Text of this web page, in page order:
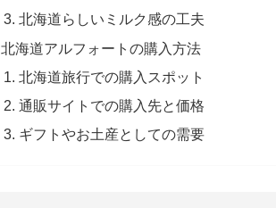
北海道らしいミルク感の工夫
北海道アルフォートの購入方法
北海道旅行での購入スポット
通販サイトでの購入先と価格
ギフトやお土産としての需要